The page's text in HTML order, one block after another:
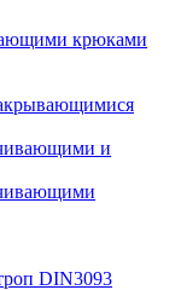
крюками
и
DIN3093